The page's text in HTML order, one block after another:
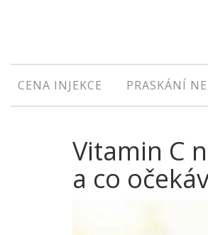
CENA INJEKCE PRASKÁNÍ
Vitamin C
a co